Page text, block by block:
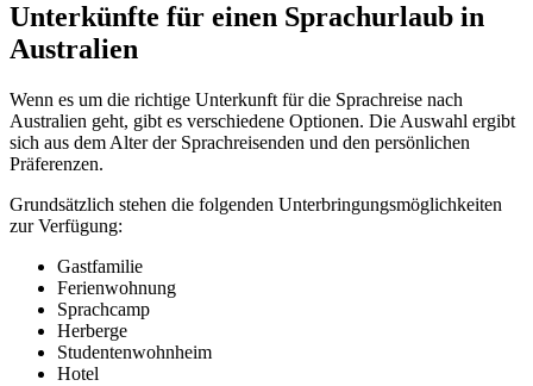
Unterkünfte für einen Sprachurlaub in
Australien
Wenn es um die richtige Unterkunft für die Sprachreise nach
Australien geht, gibt es verschiedene Optionen. Die Auswahl ergibt
sich aus dem Alter der Sprachreisenden und den persönlichen
Präferenzen.
Grundsätzlich stehen die folgenden Unterbringungsmöglichkeiten
zur Verfügung:
Gastfamilie
Ferienwohnung
Sprachcamp
Herberge
Studentenwohnheim
Hotel